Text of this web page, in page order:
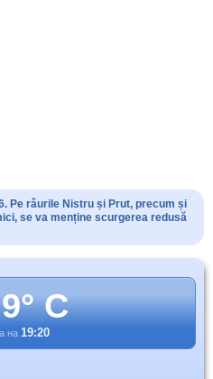
Pe râurile Nistru și Prut, precum și
se va menține scurgerea redusă
C
на 19:20